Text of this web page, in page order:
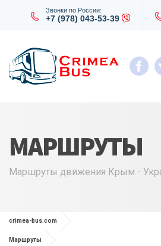
Звонки по России:
+7 (978) 043-53-39
МАРШРУТЫ
Маршруты движения Крым -
crimea-bus.com
Маршруты